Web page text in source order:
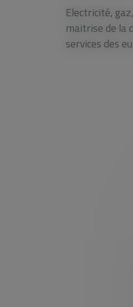
Electricité,
maitrise de la
services des